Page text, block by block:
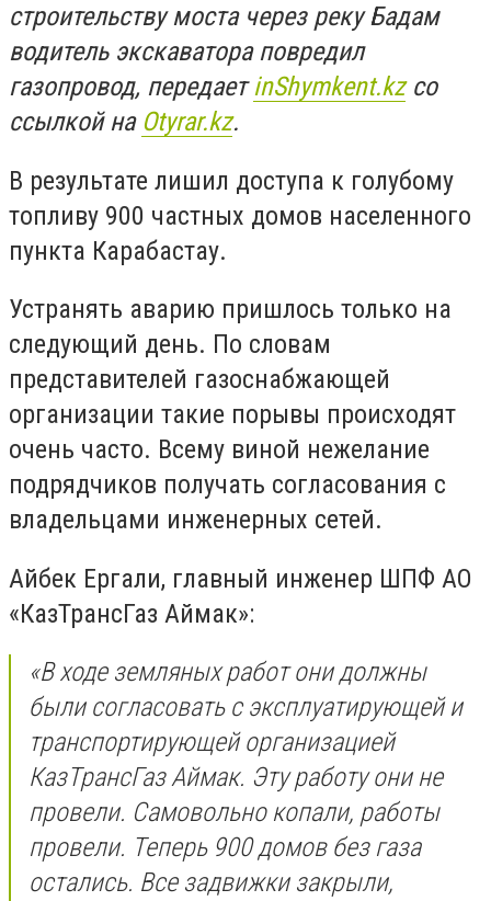
строительству моста через реку Бадам
водитель экскаватора повредил
газопровод, передаетinShymkent.kzсо
ссылкой на Оtyrar.kz.
В результате лишил доступа к голубому
топливу 900 частных домов населенного
пункта Карабастау.
Устранять аварию пришлось только на
следующий день. По словам
представителей газоснабжающей
организации такие порывы происходят
очень часто. Всему виной нежелание
подрядчиков получать согласования с
владельцами инженерных сетей.
Айбек Ергали, главный инженер ШПФ АО
«КазТрансГаз Аймак»:
«В ходе земляных работ они должны
были согласовать с эксплуатирующей и
транспортирующей организацией
КазТрансГаз Аймак. Эту работу они не
провели. Самовольно копали, работы
провели. Теперь 900 домов без газа
остались. Все задвижки закрыли,